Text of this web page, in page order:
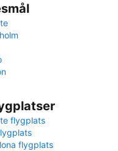
flygplats
flygplats